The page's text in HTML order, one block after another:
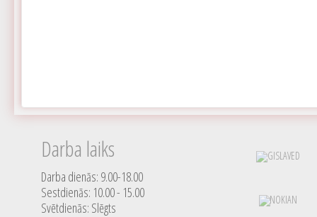
Darba laiks
Darba dienās: 9.00-18.00
Sestdienās: 10.00 - 15.00
Svētdienās: Slēgts